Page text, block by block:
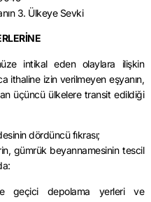
3. Ülkeye Sevki
intikal eden olaylara ilişkin
ithaline izin verilmeyen eşyanın,
üçüncü ülkelere transit edildiği
dördüncü fıkrası;
gümrük beyannamesinin tescil
geçici depolama yerleri ve